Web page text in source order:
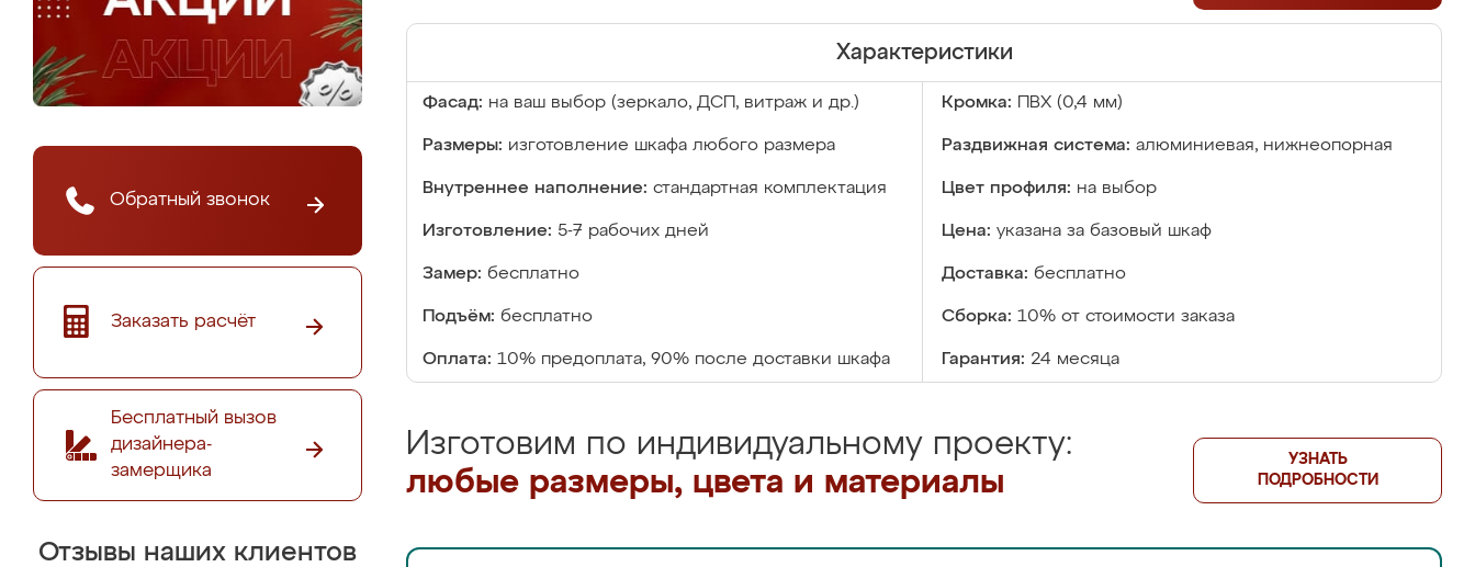
Обратный звонок
Заказать расчёт
Бесплатный вызов
дизайнера-
замерщика
Отзывы наших клиентов
Характеристики
Фасад: на ваш выбор (зеркало, ДСП, витраж и др.) Кромка: ПВХ (0,4 мм)
Размеры: изготовление шкафа любого размера Раздвижная система: алюминиевая, нижнеопорная
Внутреннее наполнение: стандартная комплектация Цвет профиля: на выбор
Изготовление: 5-7 рабочих дней Цена: указана за базовый шкаф
Замер: бесплатно Доставка: бесплатно
Подъём: бесплатно Сборка: 10% от стоимости заказа
Оплата: 10% предоплата, 90% после доставки шкафа Гарантия: 24 месяца
Изготовим по индивидуальному проекту:
любые размеры, цвета и материалы
УЗНАТЬ
ПОДРОБНОСТИ